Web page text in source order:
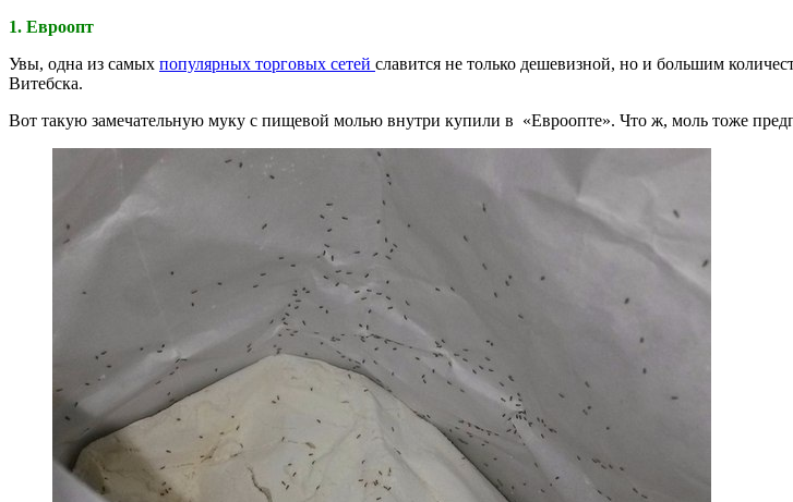
1. Евроопт
Увы, одна из самых популярных торговых сетей славится не только дешевизной, но и большим
Витебска.
Вот такую замечательную муку с пищевой молью внутри купили в «Евроопте». Что ж, моль тоже